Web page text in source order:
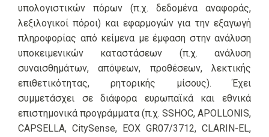
υπολογιστικών πόρων (π.χ. δεδομένα αναφοράς,
λεξιλογικοί πόροι) και εφαρμογών για την εξαγωγή
πληροφορίας από κείμενα με έμφαση στην ανάλυση
υποκειμενικών καταστάσεων (π.χ. ανάλυση
συναισθημάτων, απόψεων, προθέσεων, λεκτικής
επιθετικότητας, ρητορικής μίσους). Έχει
συμμετάσχει σε διάφορα ευρωπαϊκά και εθνικά
επιστημονικά προγράμματα (π.χ. SSHOC, APOLLONIS,
CAPSELLA, CitySense, EOX GR07/3712, CLARIN-EL,